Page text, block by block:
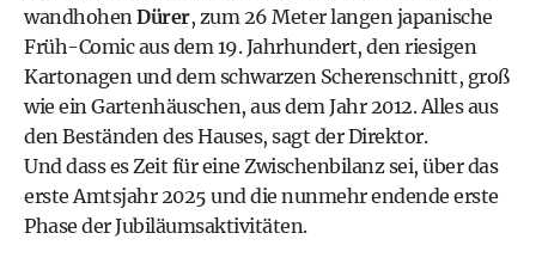
wandhohenDürer, zum 26 Meter langen japanische
Früh-Comic aus dem 19. Jahrhundert, den riesigen
Kartonagen und dem schwarzen Scherenschnitt, groß
wie ein Gartenhäuschen, aus dem Jahr 2012. Alles aus
den Beständen des Hauses, sagt der Direktor.
Und dass es Zeit für eine Zwischenbilanz sei, über das
erste Amtsjahr 2025 und die nunmehr endende erste
Phase der Jubiläumsaktivitäten.